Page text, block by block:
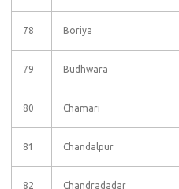
78 Boriya
79 Budhwara
80 Chamari
81 Chandalpur
82 Chandradadar